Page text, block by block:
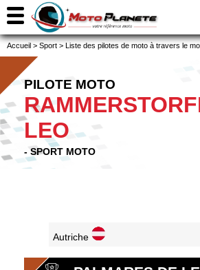
Accueil > Sport > Liste des pilotes de moto à travers le
PILOTE MOTO
LEO
- SPORT MOTO
Autriche